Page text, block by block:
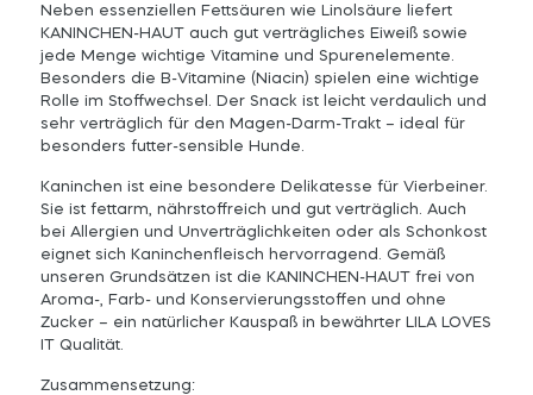
Neben essenziellen Fettsäuren wie Linolsäure liefert
KANINCHEN-HAUT auch gut verträgliches Eiweiß sowie
jede Menge wichtige Vitamine und Spurenelemente.
Besonders die B-Vitamine (Niacin) spielen eine wichtige
Rolle im Stoffwechsel. Der Snack ist leicht verdaulich und
sehr verträglich für den Magen-Darm-Trakt – ideal für
besonders futter-sensible Hunde.
Kaninchen ist eine besondere Delikatesse für Vierbeiner.
Sie ist fettarm, nährstoffreich und gut verträglich. Auch
bei Allergien und Unverträglichkeiten oder als Schonkost
eignet sich Kaninchenfleisch hervorragend. Gemäß
unseren Grundsätzen ist die KANINCHEN-HAUT frei von
Aroma-, Farb- und Konservierungsstoffen und ohne
Zucker – ein natürlicher Kauspaß in bewährter LILA LOVES
IT Qualität.
Zusammensetzung: